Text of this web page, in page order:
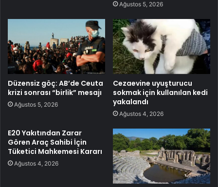
Ağustos 5, 2026
Düzensiz göç: AB’de Ceuta
krizi sonrası “birlik” mesajı
Ağustos 5, 2026
Cezaevine uyuşturucu
sokmak için kullanılan kedi
yakalandı
Ağustos 4, 2026
E20 Yakıtından Zarar
Gören Araç Sahibi İçin
Tüketici Mahkemesi Kararı
Ağustos 4, 2026